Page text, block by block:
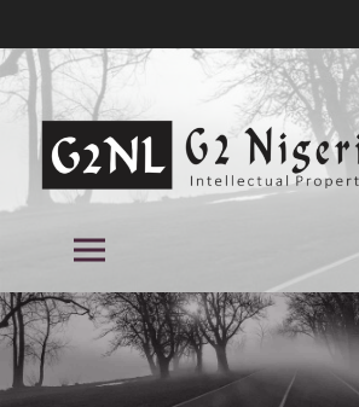
到
內
尼日利亞商標律師事務
專利律師事務所, 尼日利
律師事務
尼日利亞商標律師事務所, 尼日利亞的專利律師
在尼日利亞, 尼日利亞的知識產權